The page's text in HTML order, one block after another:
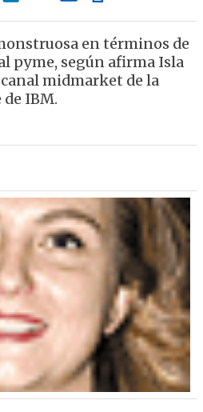
en términos de
pyme, según afirma Isla
midmarket de la
IBM.